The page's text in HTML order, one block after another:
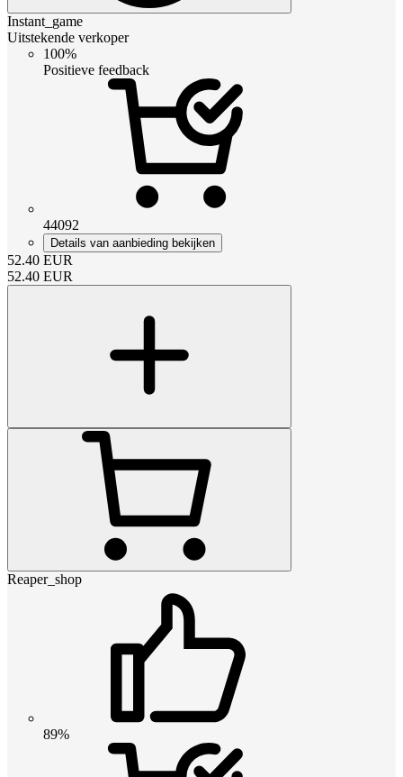
Instant_game
Uitstekende verkoper
100%
Positieve feedback
44092
Details van aanbieding bekijken
52.40 EUR
52.40 EUR
Reaper_shop
89%